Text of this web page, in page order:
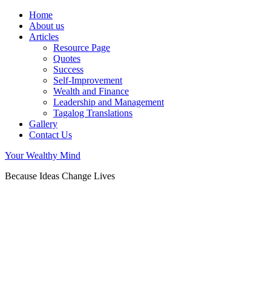
Home
About us
Articles
Resource Page
Quotes
Success
Self-Improvement
Wealth and Finance
Leadership and Management
Tagalog Translations
Gallery
Contact Us
Your Wealthy Mind
Because Ideas Change Lives